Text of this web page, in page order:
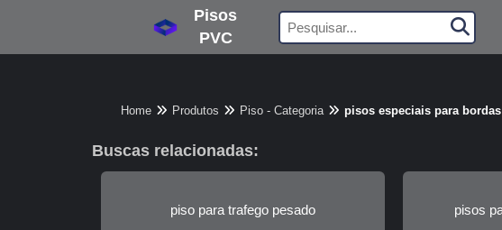
Pisos
PVC
Home Produtos Piso - Categoria pisos especiais para
Buscas relacionadas:
piso para trafego pesado pisos